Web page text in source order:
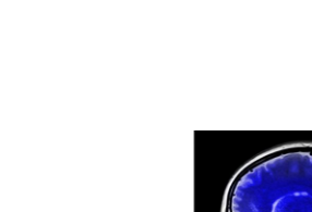
kultury na jaře tohoto
Cirk La Putyka a